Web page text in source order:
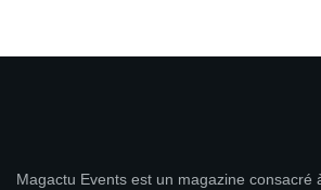
Magactu Events est un magazine consacré